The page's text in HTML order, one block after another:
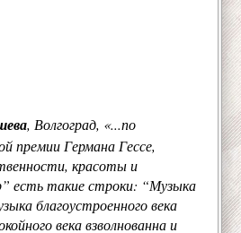
, Волгоград, «...по
премии Германа Гессе,
красоты и
есть такие строки: “Музыка
благоустроенного века
века взволнованна и